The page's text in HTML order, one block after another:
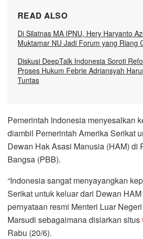
READ ALSO
Di Silatnas MA IPNU, Hery Haryanto
Muktamar NU Jadi Forum yang Riang
Diskusi DeepTalk Indonesia Soroti
Proses Hukum Febrie Adriansyah
Tuntas
Pemerintah Indonesia menyesalkan
diambil Pemerintah Amerika Serikat
Dewan Hak Asasi Manusia (HAM) di
Bangsa (PBB).
“Indonesia sangat menyayangkan
Serikat untuk keluar dari Dewan HAM
pernyataan resmi Menteri Luar
Marsudi sebagaimana disiarkan situs
Rabu (20/6).